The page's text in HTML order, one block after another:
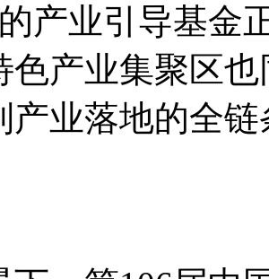
产业引导基金
色产业集聚区
产业落地的全